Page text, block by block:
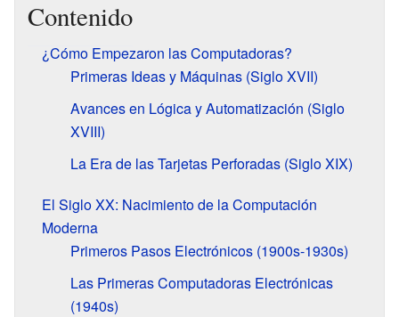
Contenido
¿Cómo Empezaron las Computadoras?
Primeras Ideas y Máquinas (Siglo XVII)
Avances en Lógica y Automatización (Siglo
XVIII)
La Era de las Tarjetas Perforadas (Siglo XIX)
El Siglo XX: Nacimiento de la Computación
Moderna
Primeros Pasos Electrónicos (1900s-1930s)
Las Primeras Computadoras Electrónicas
(1940s)